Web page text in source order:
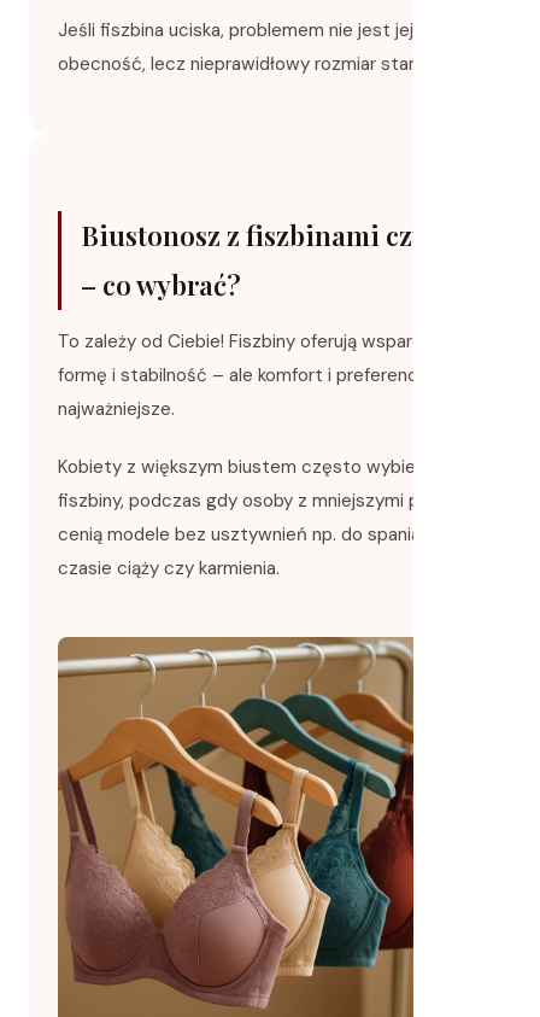
Jeśli fiszbina uciska, problemem nie jest jej
obecność, lecz nieprawidłowy rozmiar stanika.
Biustonosz z fiszbinami czy bez
– co wybrać?
To zależy od Ciebie! Fiszbiny oferują wsparcie,
formę i stabilność – ale komfort i preferencje są
najważniejsze.
Kobiety z większym biustem często wybierają
fiszbiny, podczas gdy osoby z mniejszymi piersiami
cenią modele bez usztywnień np. do spania, w
czasie ciąży czy karmienia.